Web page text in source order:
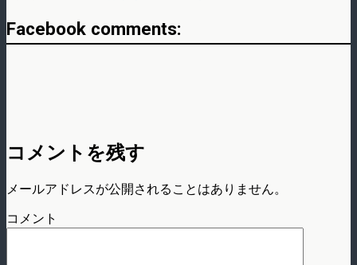
Facebook comments:
コメントを残す
メールアドレスが公開されることはありません。
コメント